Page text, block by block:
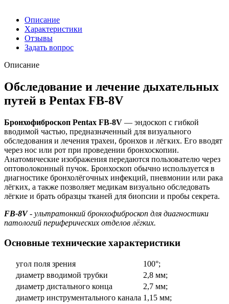
Описание
Характеристики
Отзывы
Задать вопрос
Описание
Обследование и лечение дыхательных
путей в Pentax FB-8V
Бронхофиброскоп Pentax FB-8V — эндоскоп с гибкой
вводимой частью, предназначенный для визуального
обследования и лечения трахеи, бронхов и лёгких. Его вводят
через нос или рот при проведении бронхоскопии.
Анатомические изображения передаются пользователю через
оптоволоконный пучок. Бронхоскоп обычно используется в
диагностике бронхолёгочных инфекций, пневмонии или рака
лёгких, а также позволяет медикам визуально обследовать
лёгкие и брать образцы тканей для биопсии и пробы секрета.
FB-8V- ультратонкий бронхофиброскоп для диагностики
патологий периферических отделов лёгких.
Основные технические характеристики
угол поля зрения
100°;
диаметр вводимой трубки
2,8 мм;
диаметр дистального конца
2,7 мм;
диаметр инструментального канала 1,15 мм;